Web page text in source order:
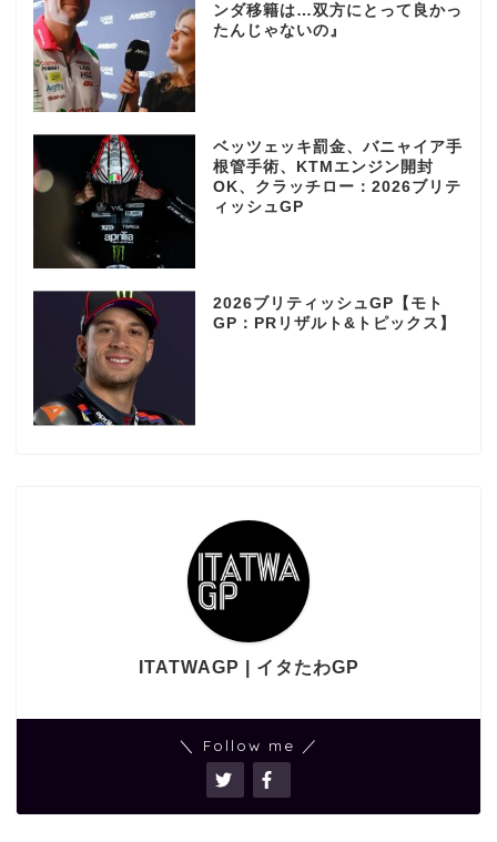
ンダ移籍は…双方にとって良かっ
たんじゃないの』
ベッツェッキ罰金、バニャイア手
根管手術、KTMエンジン開封
OK、クラッチロー：2026ブリテ
ィッシュGP
2026ブリティッシュGP【モト
GP：PRリザルト&トピックス】
ITATWAGP | イタたわGP
＼ Follow me ／